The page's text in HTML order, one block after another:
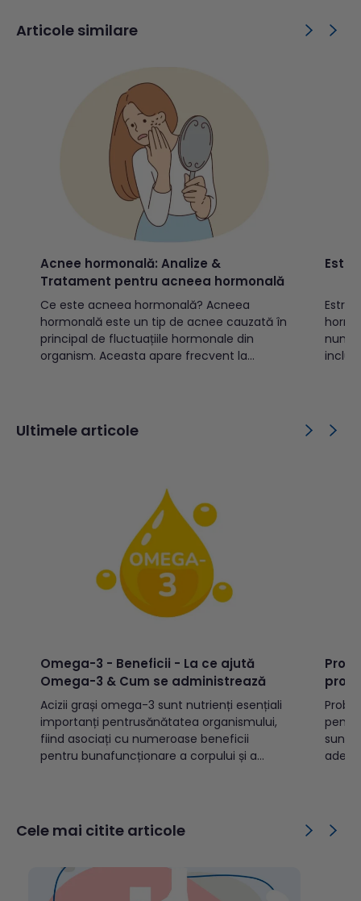
Articole similare
Acnee hormonală: Analize &
Tratament pentru acneea hormonală
Ce este acneea hormonală? Acneea
hormonală este un tip de acnee cauzată în
principal de fluctuațiile hormonale din
organism. Aceasta apare frecvent la
polichistice – SOP), dar poate afecta și
bărbații. Cuprins: Ce este...
Cum
Ultimele articole
Omega-3 - Beneficii - La ce ajută
Omega-3 & Cum se administrează
Acizii grași omega-3 sunt nutrienți esențiali
importanți pentrusănătatea organismului,
fiind asociați cu numeroase beneficii
pentru bunafuncționare a corpului și a
Cuprins: Ce este omega-3?Ce sunt acizii
grași esențiali?Rolul omega-3 în
3ALAEPADHAOmega-3...
Cele mai citite articole